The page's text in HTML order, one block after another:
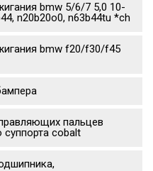
bmw 5/6/7 5,0 10-
n20b20o0, n63b44tu *ch
bmw f20/f30/f45
пальцев
суппорта cobalt